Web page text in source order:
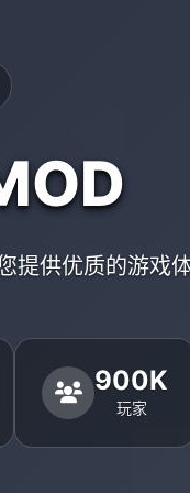
提供优质的游戏
900K
玩家